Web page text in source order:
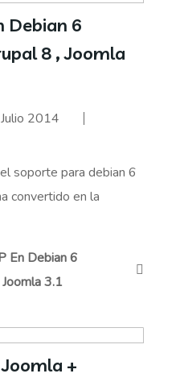
Debian 6
8 , Joomla
2014
soporte para debian 6
convertido en la
En Debian 6
3.1
+